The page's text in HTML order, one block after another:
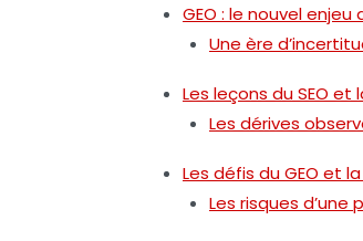
GEO : le nouvel
Une ère
Les leçons du SEO
Les dérives
Les défis du GEO et
Les risques d’une